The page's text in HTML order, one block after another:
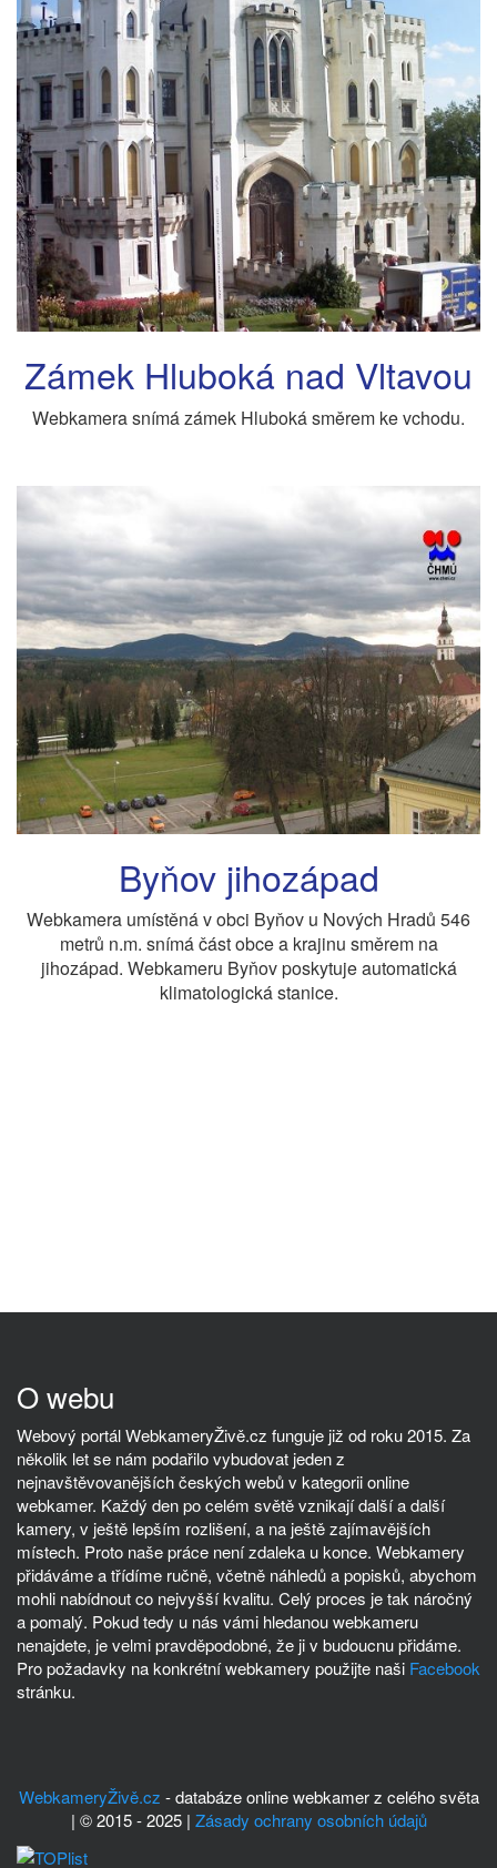
Zámek Hluboká nad Vltavou
Webkamera snímá zámek Hluboká směrem ke vchodu.
Byňov jihozápad
Webkamera umístěná v obci Byňov u Nových Hradů 546
metrů n.m. snímá část obce a krajinu směrem na
jihozápad. Webkameru Byňov poskytuje automatická
klimatologická stanice.
O webu
Webový portál WebkameryŽivě.cz funguje již od roku 2015. Za
několik let se nám podařilo vybudovat jeden z
nejnavštěvovanějších českých webů v kategorii online
webkamer. Každý den po celém světě vznikají další a další
kamery, v ještě lepším rozlišení, a na ještě zajímavějších
místech. Proto naše práce není zdaleka u konce. Webkamery
přidáváme a třídíme ručně, včetně náhledů a popisků, abychom
mohli nabídnout co nejvyšší kvalitu. Celý proces je tak náročný
a pomalý. Pokud tedy u nás vámi hledanou webkameru
nenajdete, je velmi pravděpodobné, že ji v budoucnu přidáme.
Pro požadavky na konkrétní webkamery použijte naši Facebook
stránku.
WebkameryŽivě.cz - databáze online webkamer z celého světa
| © 2015 - 2025 | Zásady ochrany osobních údajů